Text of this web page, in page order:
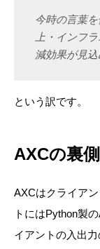
今時の言葉
上・インフ
減効果が見込
という訳です。
AXCの裏側
AXCはクライア
トにはPython製
イアントの入出